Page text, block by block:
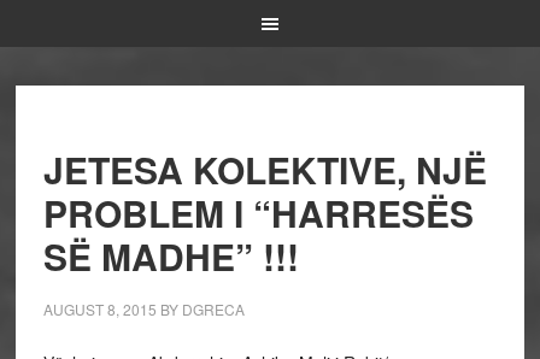
JETESA KOLEKTIVE, NJË
PROBLEM I “HARRESËS
SË MADHE” !!!
AUGUST 8, 2015 BY DGRECA